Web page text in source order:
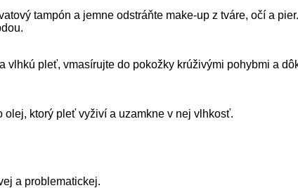
tampón a jemne odstráňte make-up z tváre, očí a
pleť, vmasírujte do pokožky krúživými pohybmi a
ktorý pleť vyživí a uzamkne v nej vlhkosť.
a problematickej.